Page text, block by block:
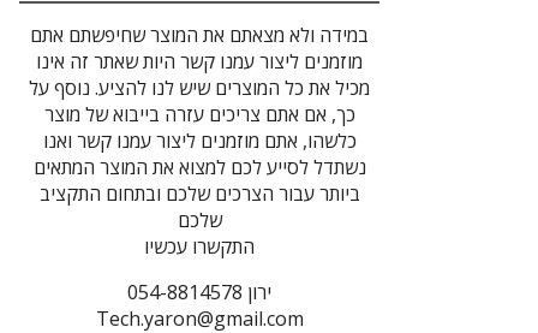
במידה ולא מצאתם את המוצר שחיפשתם אתם
מוזמנים ליצור עמנו קשר היות שאתר זה אינו
מכיל את כל המוצרים שיש לנו להציע. נוסף על
כך, אם אתם צריכים עזרה בייבוא של מוצר
כלשהו, אתם מוזמנים ליצור עמנו קשר ואנו
נשתדל לסייע לכם למצוא את המוצר המתאים
ביותר עבור הצרכים שלכם ובתחום התקציב
שלכם
התקשרו עכשיו
ירון 054-8814578
Tech.yaron@gmail.com